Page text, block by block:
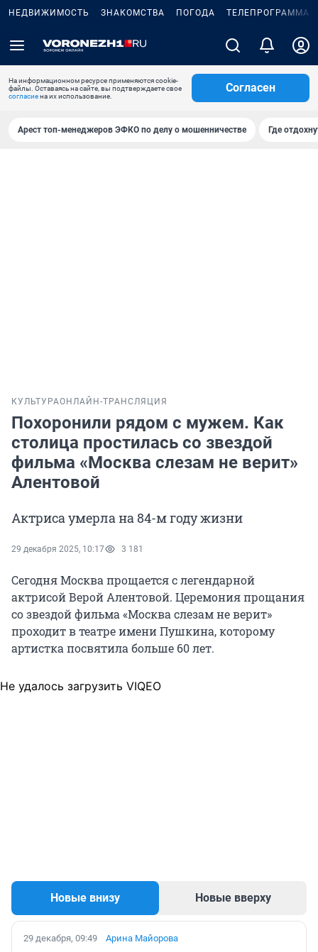
НЕДВИЖИМОСТЬ ЗНАКОМСТВА ПОГОДА ТЕЛЕПРОГРАММА
На информационном ресурсе применяются cookie-
файлы. Оставаясь на сайте, вы подтверждаете свое
согласиена их использование.
Согласен
Арест топ-менеджеров ЭФКО по делу о мошенничестве Где
КУЛЬТУРАОНЛАЙН-ТРАНСЛЯЦИЯ
Похоронили рядом с мужем. Как
столица простилась со звездой
фильма «Москва слезам не верит»
Алентовой
Актриса умерла на 84-м году жизни
29 декабря 2025, 10:17 3 181
Сегодня Москва прощается с легендарной
актрисой Верой Алентовой. Церемония прощания
со звездой фильма «Москва слезам не верит»
проходит в театре имени Пушкина, которому
артистка посвятила больше 60 лет.
Не удалось загрузить VIQEO
Новые внизу Новые вверху
29 декабря, 09:49 Арина Майорова